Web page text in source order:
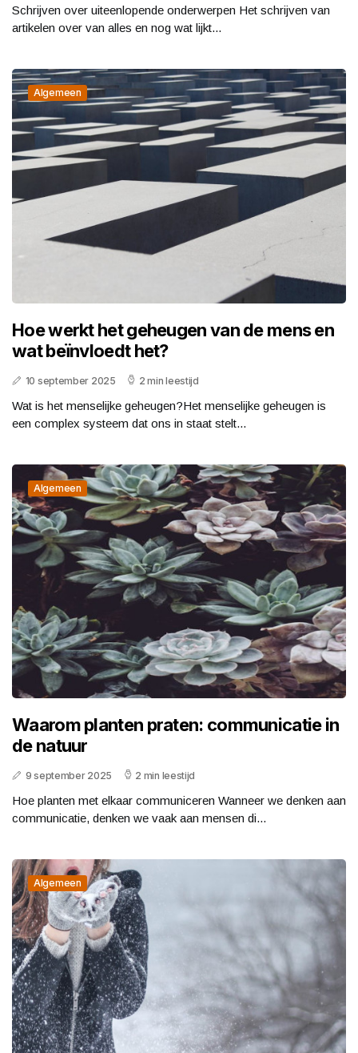
Schrijven over uiteenlopende onderwerpen Het schrijven van
artikelen over van alles en nog wat lijkt...
Algemeen
Hoe werkt het geheugen van de mens en
wat beïnvloedt het?
10 september 2025 2 min leestijd
Wat is het menselijke geheugen?Het menselijke geheugen is
een complex systeem dat ons in staat stelt...
Algemeen
Waarom planten praten: communicatie in
de natuur
9 september 2025 2 min leestijd
Hoe planten met elkaar communiceren Wanneer we denken aan
communicatie, denken we vaak aan mensen di...
Algemeen